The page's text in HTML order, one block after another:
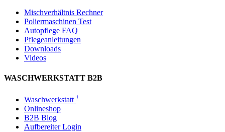
Mischverhältnis Rechner
Poliermaschinen Test
Autopflege FAQ
Pflegeanleitungen
Downloads
Videos
WASCHWERKSTATT B2B
Waschwerkstatt +
Onlineshop
B2B Blog
Aufbereiter Login